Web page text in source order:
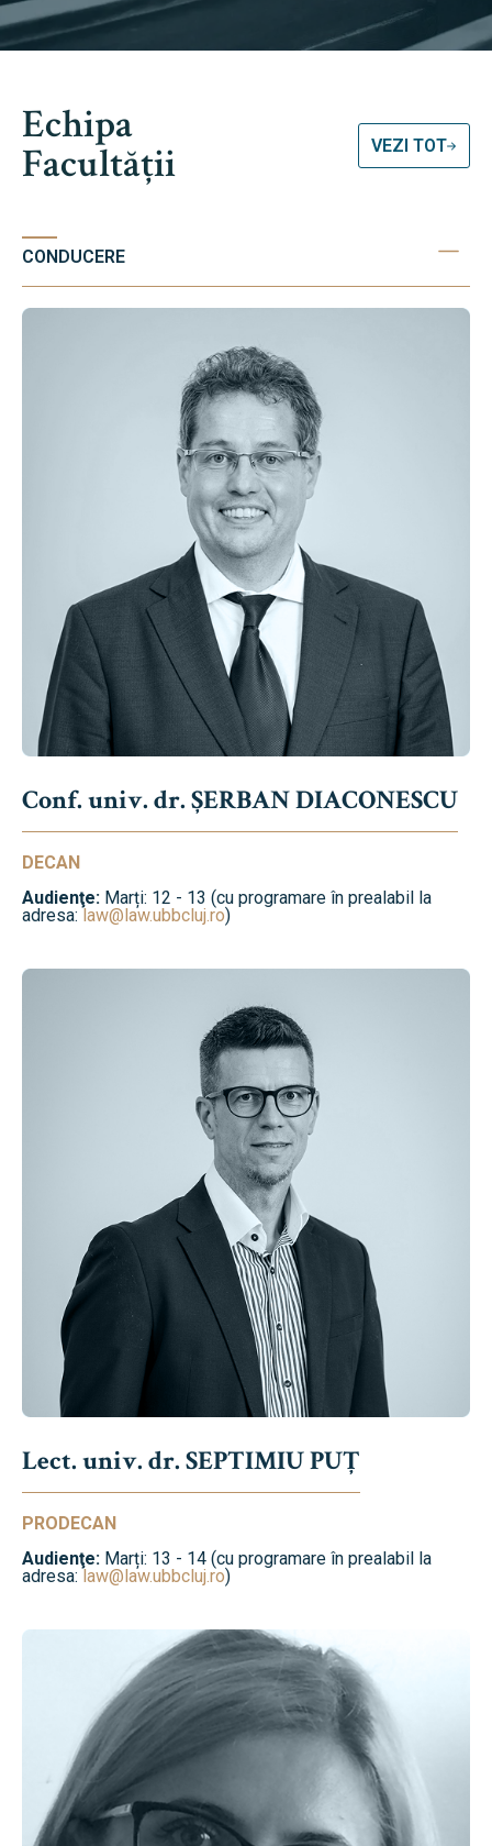
Echipa
Facultății VEZI TOT
CONDUCERE
Conf. univ. dr. ȘERBAN DIACONESCU
DECAN
Audienţe: Marți: 12 - 13 (cu programare în prealabil la
adresa:law@law.ubbcluj.ro)
Lect. univ. dr. SEPTIMIU PUȚ
PRODECAN
Audienţe: Marți: 13 - 14 (cu programare în prealabil la
adresa:law@law.ubbcluj.ro)